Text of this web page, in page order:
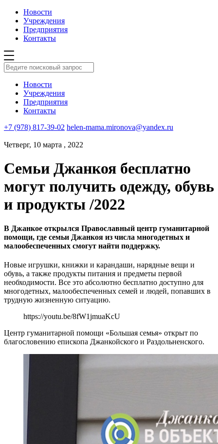
Новости
Учреждения
Предприятия
Контакты
Новости
Учреждения
Предприятия
Контакты
+7 (978) 817-39-02 helen-mama.mironova@yandex.ru
Четверг, 10 марта , 2022
Семьи Джанкоя бесплатно
могут получить одежду, обувь
и продукты /2022
В Джанкое открылся Православный центр гуманитарной
помощи, где семьи Джанкоя из числа многодетных и
малообеспеченных смогут найти поддержку.
Новые игрушки, книжки и карандаши, нарядные вещи и
обувь, а также продукты питания и предметы первой
необходимости. Все это абсолютно бесплатно доступно для
многодетных, малообеспеченных семей и людей, попавших в
трудную жизненную ситуацию.
https://youtu.be/8fW1jmuaKcU
Центр гуманитарной помощи «Большая семья» открыт по
благословению епископа Джанкойского и Раздольненского.